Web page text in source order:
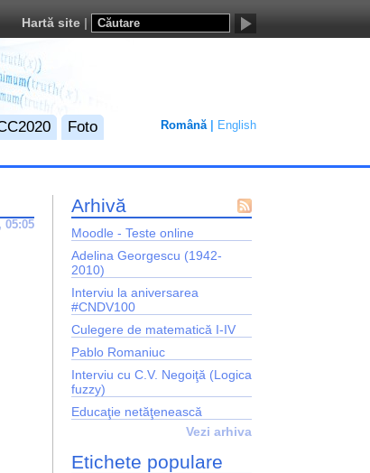
Hartă site
Română English
Foto
Arhivă
Moodle - Teste online
Adelina Georgescu (1942-
2010)
Interviu la aniversarea
#CNDV100
Culegere de matematică I-IV
Pablo Romaniuc
Interviu cu C.V. Negoiţă (Logica
fuzzy)
Educaţie netăţenească
Vezi arhiva
Etichete populare
05:05